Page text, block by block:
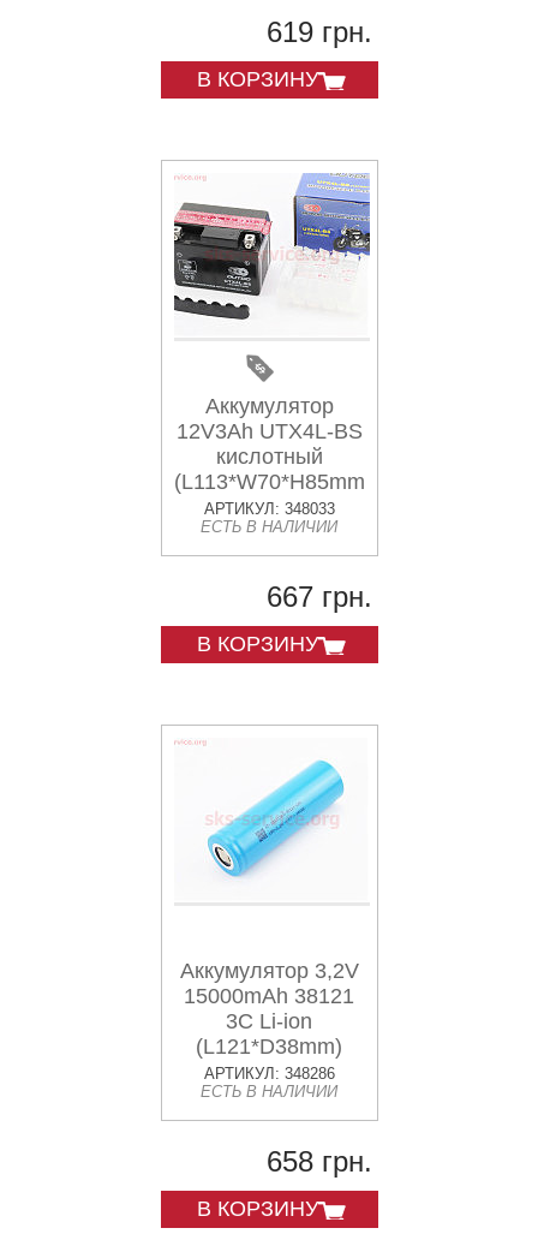
619 грн.
В КОРЗИНУ
Аккумулятор
12V3Ah UTX4L-BS
кислотный
(L113*W70*H85mm)
АРТИКУЛ: 348033
ЕСТЬ В НАЛИЧИИ
667 грн.
В КОРЗИНУ
Аккумулятор 3,2V
15000mAh 38121
3C Li-ion
(L121*D38mm)
АРТИКУЛ: 348286
ЕСТЬ В НАЛИЧИИ
658 грн.
В КОРЗИНУ